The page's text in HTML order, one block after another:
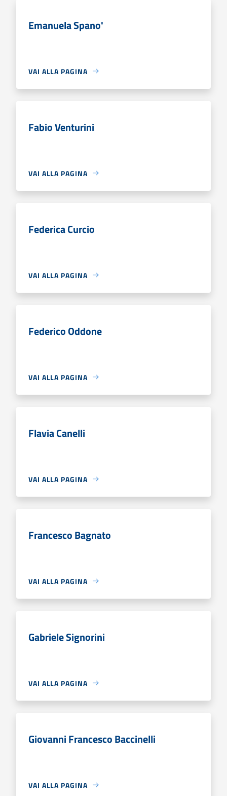
Emanuela Spano'
VAI ALLA PAGINA
Fabio Venturini
VAI ALLA PAGINA
Federica Curcio
VAI ALLA PAGINA
Federico Oddone
VAI ALLA PAGINA
Flavia Canelli
VAI ALLA PAGINA
Francesco Bagnato
VAI ALLA PAGINA
Gabriele Signorini
VAI ALLA PAGINA
Giovanni Francesco Baccinelli
VAI ALLA PAGINA